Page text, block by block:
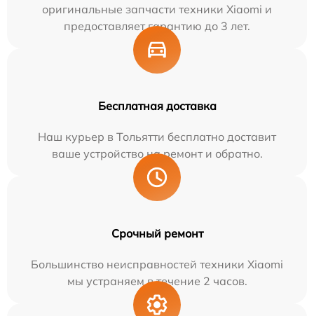
оригинальные запчасти техники Xiaomi и
предоставляет гарантию до 3 лет.
Бесплатная доставка
Наш курьер в Тольятти бесплатно доставит
ваше устройство на ремонт и обратно.
Срочный ремонт
Большинство неисправностей техники Xiaomi
мы устраняем в течение 2 часов.